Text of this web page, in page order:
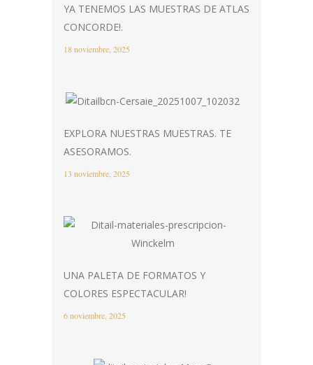
YA TENEMOS LAS MUESTRAS DE ATLAS
CONCORDE!.
18 noviembre, 2025
EXPLORA NUESTRAS MUESTRAS. TE
ASESORAMOS.
13 noviembre, 2025
UNA PALETA DE FORMATOS Y
COLORES ESPECTACULAR!
6 noviembre, 2025